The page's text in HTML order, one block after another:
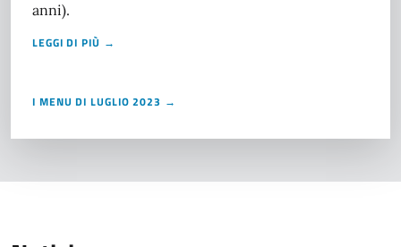
anni).
LEGGI DI PIÙ →
I MENU DI LUGLIO 2023 →